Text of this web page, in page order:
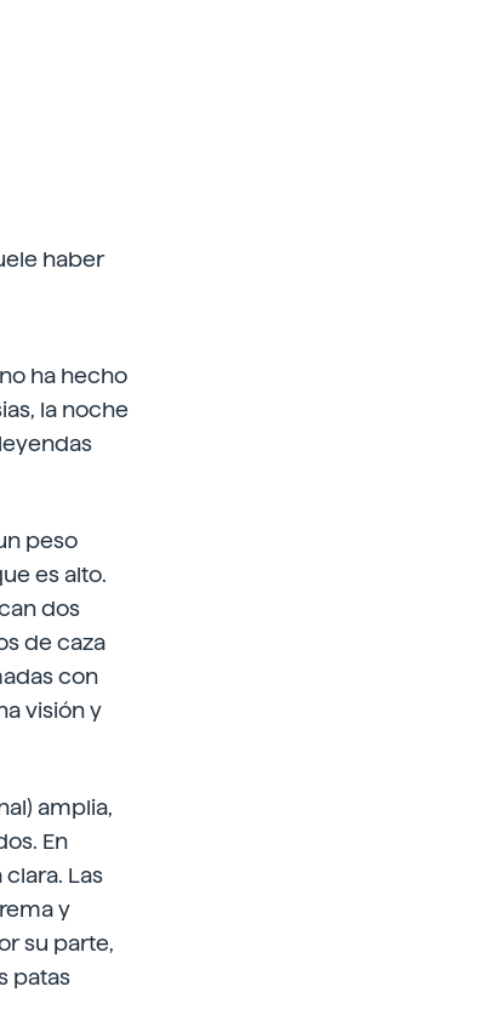
haber
ha hecho
la noche
peso
es alto.
dos
de caza
con
visión y
amplia,
En
Las
y
su parte,
patas